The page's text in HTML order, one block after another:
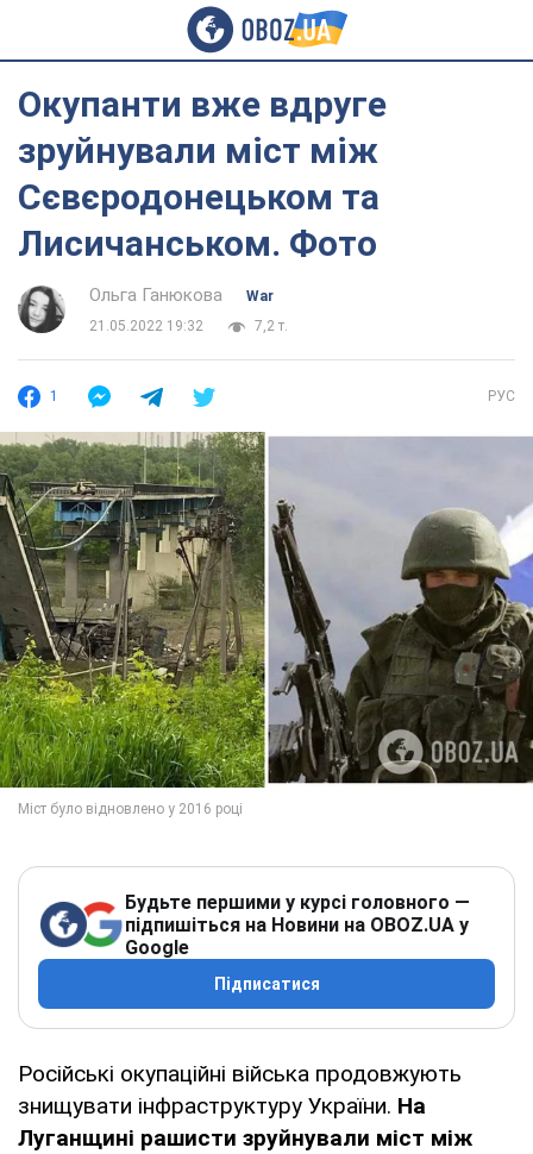
Окупанти вже вдруге
зруйнували міст між
Сєвєродонецьком та
Лисичанськом. Фото
Ольга Ганюкова
War
21.05.2022 19:32
7,2 т.
1 РУС
Будьте першими у курсі головного —
підпишіться на Новини на OBOZ.UA у
Google
Підписатися
Російські окупаційні війська продовжують
знищувати інфраструктуру України. На
Луганщині рашисти зруйнували міст між